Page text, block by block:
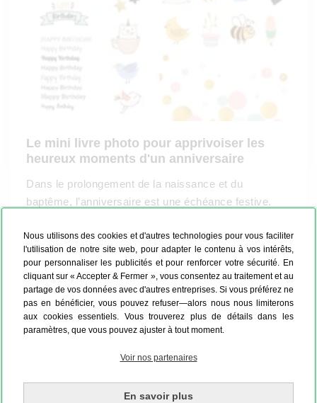
Nous utilisons des cookies et d'autres technologies pour vous faciliter
l'utilisation de notre site web, pour adapter le contenu à vos intérêts,
pour personnaliser les publicités et pour renforcer votre sécurité. En
cliquant sur « Accepter & Fermer », vous consentez au traitement et au
partage de vos données avec d'autres entreprises. Si vous préférez ne
pas en bénéficier, vous pouvez refuser—alors nous nous limiterons
aux cookies essentiels. Vous trouverez plus de détails dans les
paramètres, que vous pouvez ajuster à tout moment.
Voir nos partenaires
En savoir plus
Le mini livre photo pour apprivoiser les
heureux moments d'un anniversaire
Dans le prolongement de la naissance et du
baptême, l’anniversaire est une échéance festive.
votre compagnon ou de votre compagne, celui d’un
proche, le vôtre ou même votre anniversaire de
mariage, tous ces prétextes sont bons pour créer un
mini livre photo personnalisé. Il en va de même pour
des fiançailles, les fêtes de fin d’année, des
vacances, etc. Vous pourriez créer un mini livre
diverses occasions de votre vie. Dès que votre livre
feuilleter en famille ou l’offrir à vos proches